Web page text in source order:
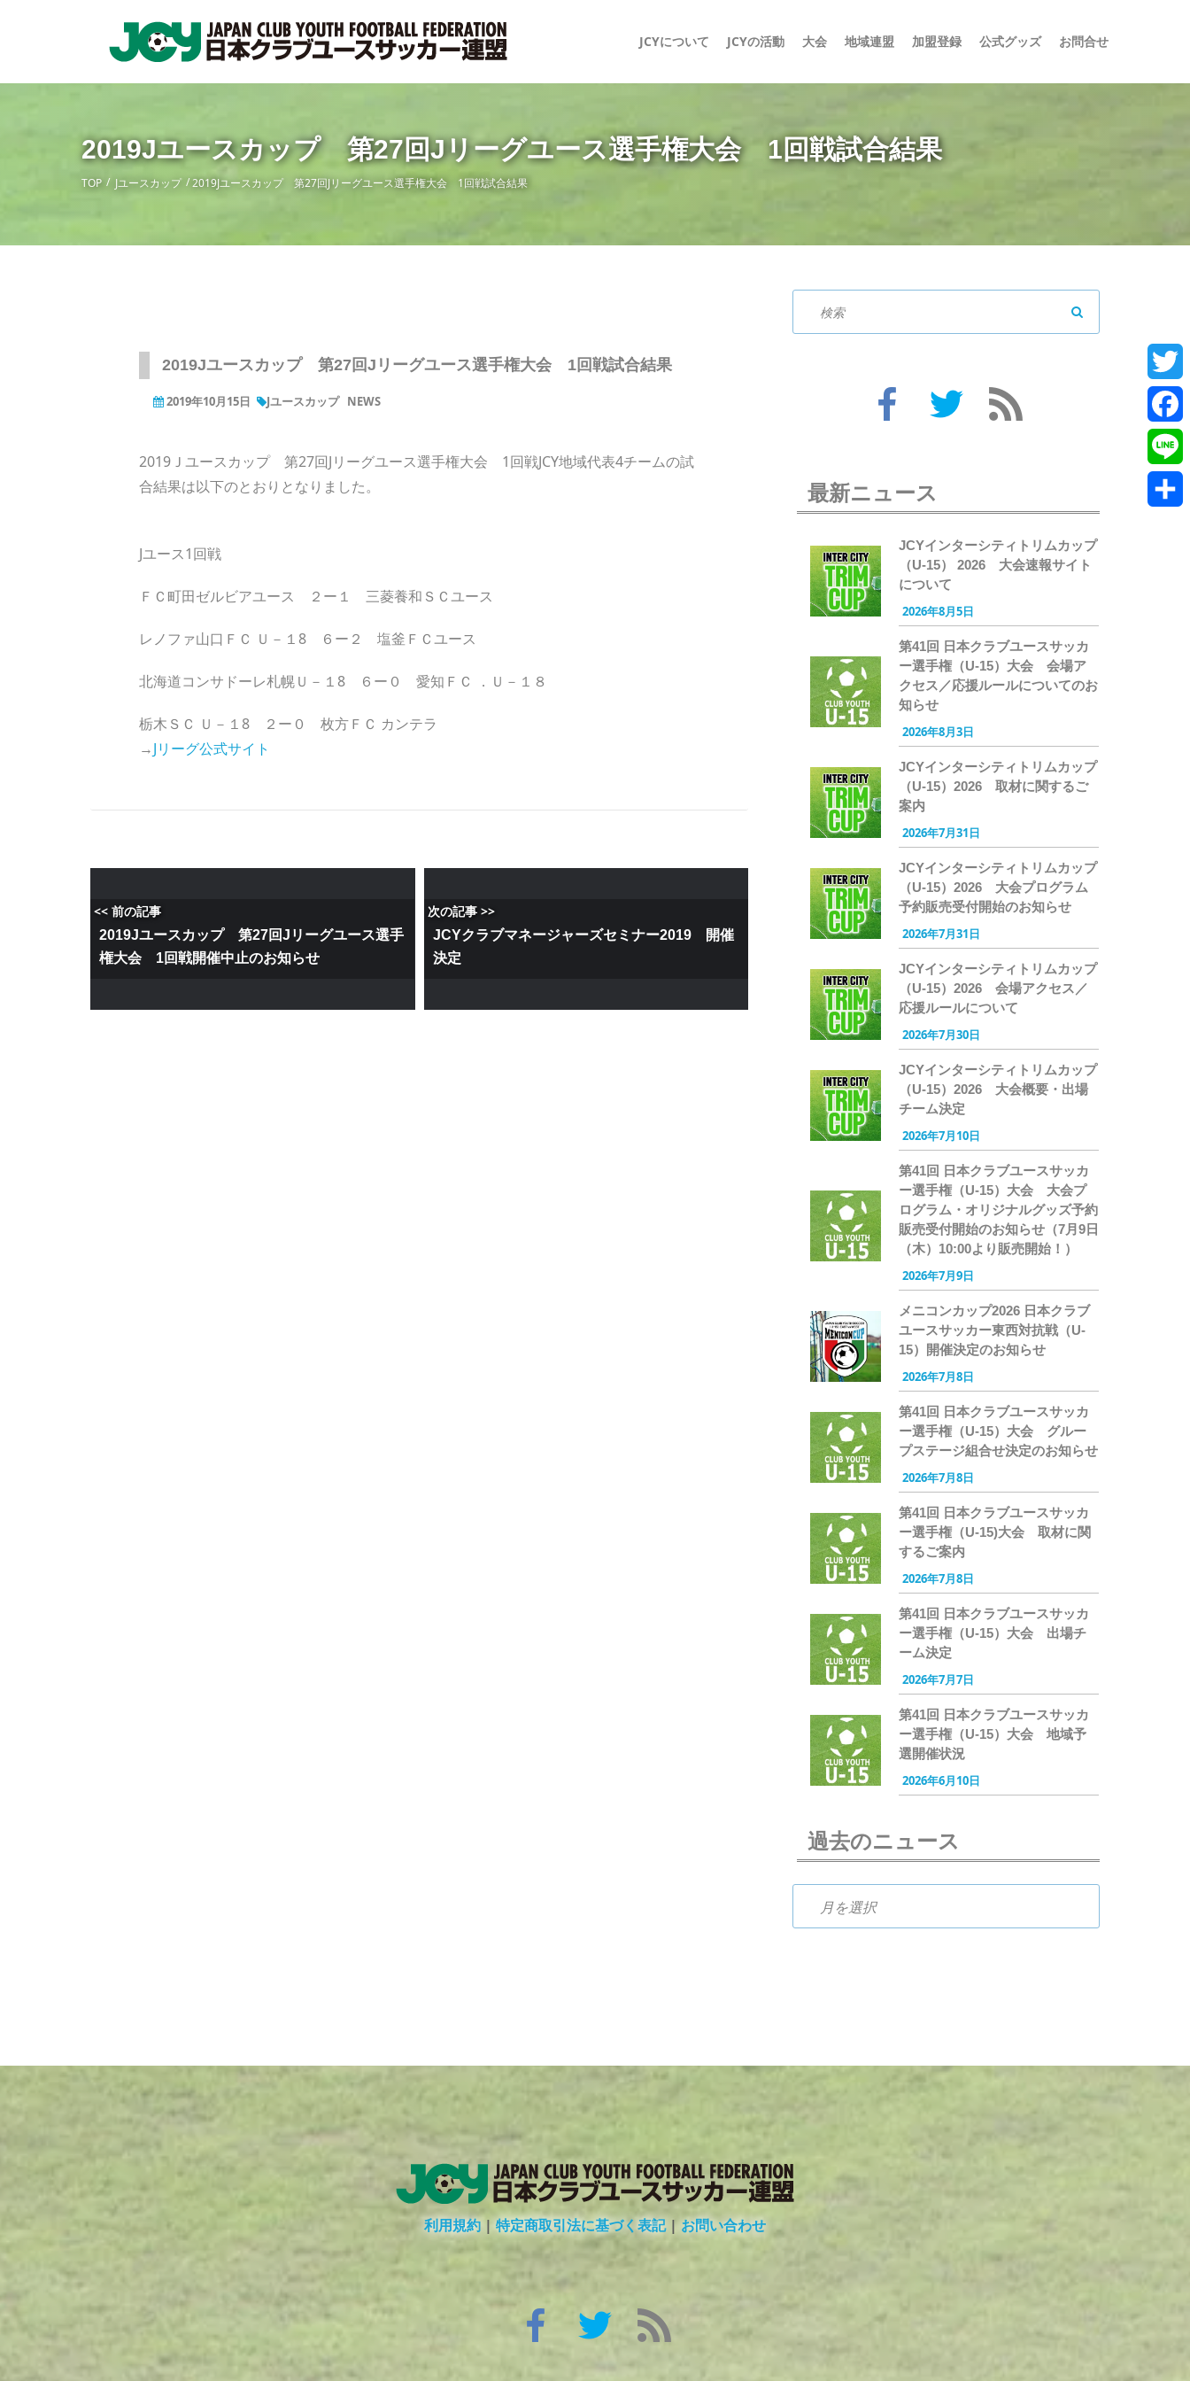
JCYについて JCYの活動 大会 地域連盟 加盟登録 公式グッズ お問合せ
2019Jユースカップ 第27回Jリーグユース選手権大会 1回戦試合結果
TOP Jユースカップ 2019Jユースカップ 第27回Jリーグユース選手権大会 1回戦試合結果
2019Jユースカップ 第27回Jリーグユース選手権大会 1回戦試合結果
2019年10月15日 Jユースカップ NEWS
2019Ｊユースカップ 第27回Jリーグユース選手権大会 1回戦JCY地域代表4チームの試
合結果は以下のとおりとなりました。
Jユース1回戦
ＦＣ町田ゼルビアユース ２ー１ 三菱養和ＳＣユース
レノファ山口ＦＣ Ｕ－１8 ６ー２ 塩釜ＦＣユース
北海道コンサドーレ札幌Ｕ－１8 ６ー０ 愛知ＦＣ ．Ｕ－１８
栃木ＳＣ Ｕ－１8 ２ー０ 枚方ＦＣ カンテラ
→Jリーグ公式サイト
<< 前の記事
2019Jユースカップ 第27回Jリーグユース選手
権大会 1回戦開催中止のお知らせ
次の記事 >>
JCYクラブマネージャーズセミナー2019 開催
決定
最新ニュース
JCYインターシティトリムカップ
（U-15） 2026 大会速報サイト
について
2026年8月5日
第41回 日本クラブユースサッカ
ー選手権（U-15）大会 会場ア
クセス／応援ルールについてのお
知らせ
2026年8月3日
JCYインターシティトリムカップ
（U-15）2026 取材に関するご
案内
2026年7月31日
JCYインターシティトリムカップ
（U-15）2026 大会プログラム
予約販売受付開始のお知らせ
2026年7月31日
JCYインターシティトリムカップ
（U-15）2026 会場アクセス／
応援ルールについて
2026年7月30日
JCYインターシティトリムカップ
（U-15）2026 大会概要・出場
チーム決定
2026年7月10日
第41回 日本クラブユースサッカ
ー選手権（U-15）大会 大会プ
ログラム・オリジナルグッズ予約
販売受付開始のお知らせ（7月9日
（木）10:00より販売開始！）
2026年7月9日
メニコンカップ2026 日本クラブ
ユースサッカー東西対抗戦（U-
15）開催決定のお知らせ
2026年7月8日
第41回 日本クラブユースサッカ
ー選手権（U-15）大会 グルー
プステージ組合せ決定のお知らせ
2026年7月8日
第41回 日本クラブユースサッカ
ー選手権（U-15)大会 取材に関
するご案内
2026年7月8日
第41回 日本クラブユースサッカ
ー選手権（U-15）大会 出場チ
ーム決定
2026年7月7日
第41回 日本クラブユースサッカ
ー選手権（U-15）大会 地域予
選開催状況
2026年6月10日
過去のニュース
利用規約 | 特定商取引法に基づく表記|お問い合わせ
Line